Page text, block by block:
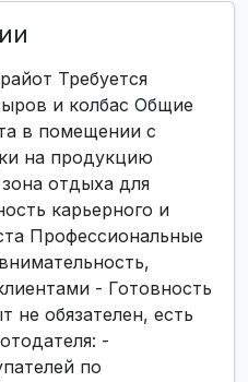
Требуется
и колбас Общие
в помещении с
на продукцию
отдыха для
карьерного и
Профессиональные
- Готовность
не обязателен, есть
-
по